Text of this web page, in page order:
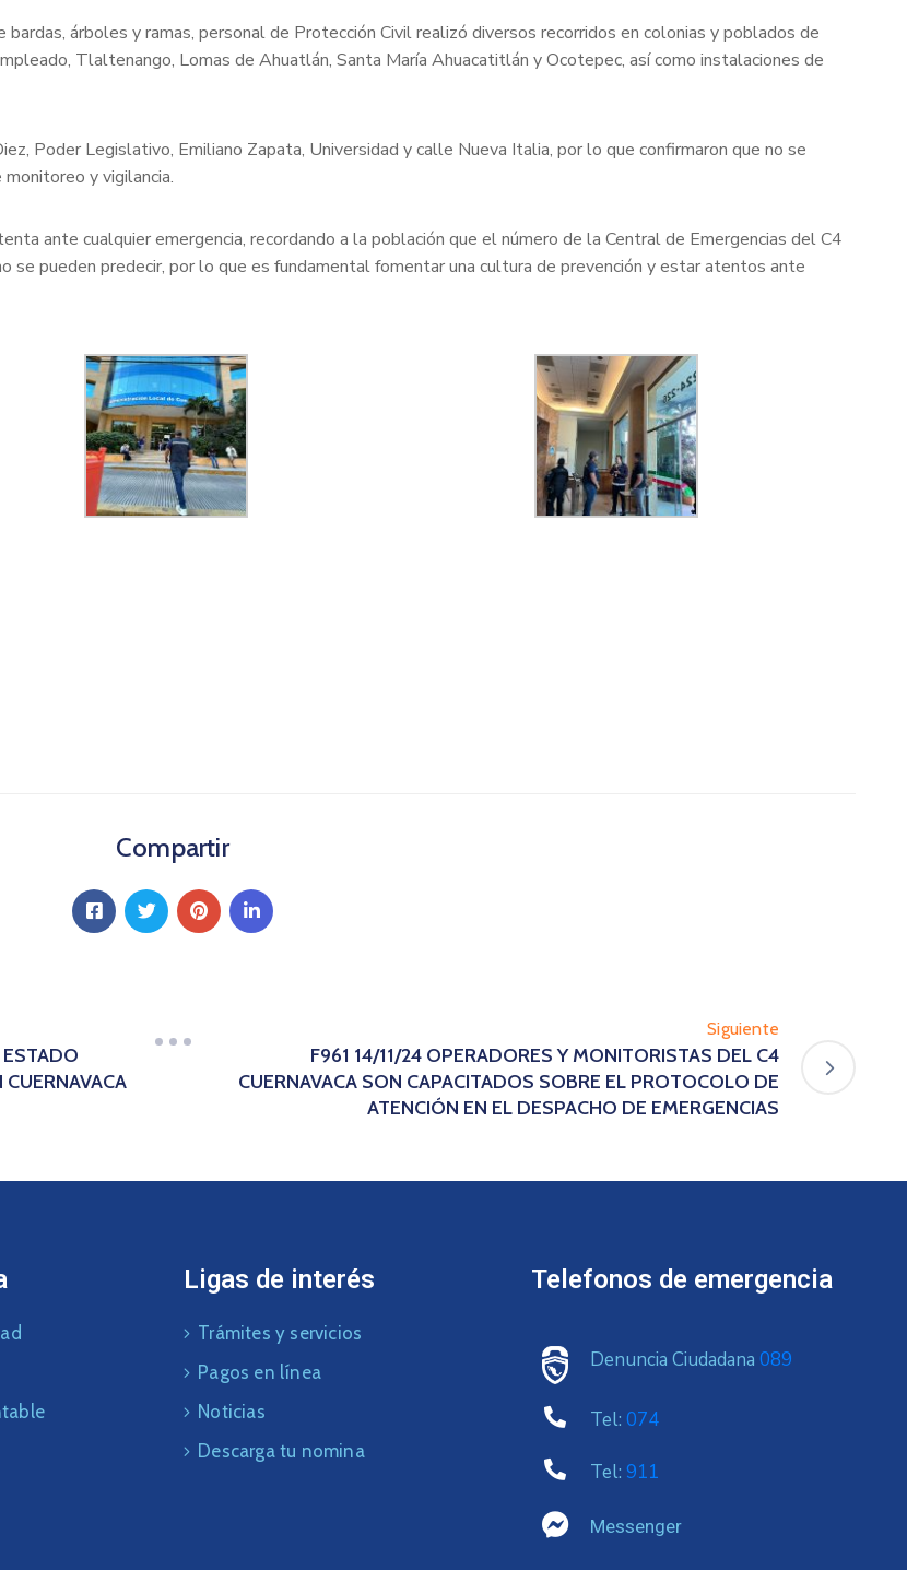
árboles y ramas, personal de Protección Civil realizó diversos recorridos en colonias y poblados de
Tlaltenango, Lomas de Ahuatlán, Santa María Ahuacatitlán y Ocotepec, así como instalaciones de
Poder Legislativo, Emiliano Zapata, Universidad y calle Nueva Italia, por lo que confirmaron que no se
y vigilancia.
ante cualquier emergencia, recordando a la población que el número de la Central de Emergencias del C4
pueden predecir, por lo que es fundamental fomentar una cultura de prevención y estar atentos ante
Compartir
CUERNAVACA
Siguiente
F961 14/11/24 OPERADORES Y MONITORISTAS DEL C4
CUERNAVACA SON CAPACITADOS SOBRE EL PROTOCOLO DE
ATENCIÓN EN EL DESPACHO DE EMERGENCIAS
Ligas de interés
Trámites y servicios
Pagos en línea
Noticias
Descarga tu nomina
Telefonos de emergencia
Denuncia Ciudadana 089
Tel: 074
Tel: 911
Messenger